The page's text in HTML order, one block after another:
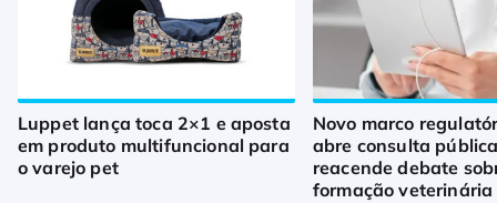
Luppet lança toca 2×1 e aposta
em produto multifuncional para
o varejo pet
Novo marco
abre consulta
reacende debate
formação veterinária